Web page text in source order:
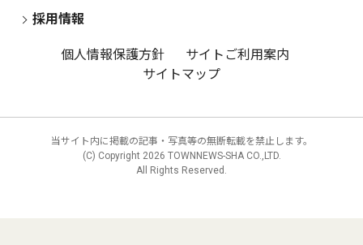
採用情報
個人情報保護方針
サイトご利用案内
サイトマップ
当サイト内に掲載の記事・写真等の無断転載を禁止します。
(C) Copyright 2026 TOWNNEWS-SHA CO.,LTD.
All Rights Reserved.